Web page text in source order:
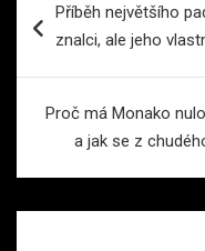
proPříběh největšího
znalci, ale jeho
Proč má Monako
a jak se z